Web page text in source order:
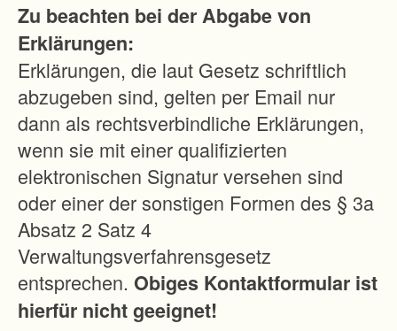
Zu beachten bei der Abgabe von
Erklärungen:
Erklärungen, die laut Gesetz schriftlich
abzugeben sind, gelten per Email nur
dann als rechtsverbindliche Erklärungen,
wenn sie mit einer qualifizierten
elektronischen Signatur versehen sind
oder einer der sonstigen Formen des § 3a
Absatz 2 Satz 4
Verwaltungsverfahrensgesetz
entsprechen. Obiges Kontaktformular ist
hierfür nicht geeignet!